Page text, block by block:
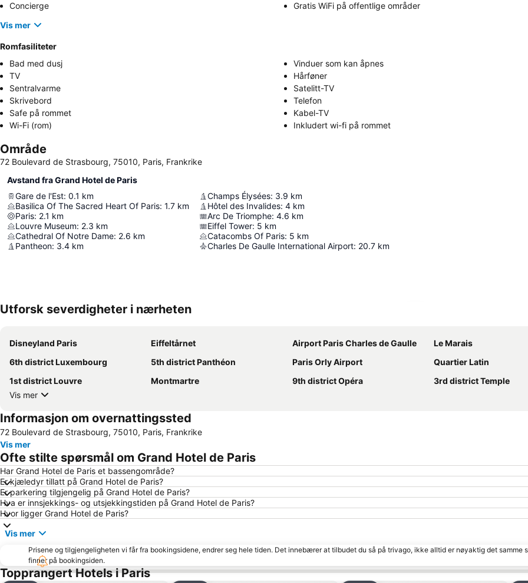
Concierge
Gratis WiFi på offentlige områder
Vis mer
Romfasiliteter
Bad med dusj
Vinduer som kan åpnes
TV
Hårføner
Sentralvarme
Satelitt-TV
Skrivebord
Telefon
Safe på rommet
Kabel-TV
Wi-Fi (rom)
Inkludert wi-fi på rommet
Område
72 Boulevard de Strasbourg, 75010, Paris, Frankrike
Avstand fra Grand Hotel de Paris
Gare de l'Est: 0.1 km
Basilica Of The Sacred Heart Of Paris: 1.7 km
Paris: 2.1 km
Louvre Museum: 2.3 km
Cathedral Of Notre Dame: 2.6 km
Pantheon: 3.4 km
Champs Élysées: 3.9 km
Hôtel des Invalides: 4 km
Arc De Triomphe: 4.6 km
Eiffel Tower: 5 km
Catacombs Of Paris: 5 km
Charles De Gaulle International Airport: 20.7 km
Utforsk severdigheter i nærheten
Disneyland Paris Eiffeltårnet Airport Paris Charles de Gaulle
Le Marais
6th district Luxembourg
5th district Panthéon Paris Orly Airport
Quartier Latin
1st district Louvre
Montmartre 9th district Opéra
3rd district Temple
Vis mer
Informasjon om overnattingssted
72 Boulevard de Strasbourg, 75010, Paris, Frankrike
Vis mer
Ofte stilte spørsmål om Grand Hotel de Paris
Har Grand Hotel de Paris et bassengområde?
Er kjæledyr tillatt på Grand Hotel de Paris?
Er parkering tilgjengelig på Grand Hotel de Paris?
Hva er innsjekkings- og utsjekkingstiden på Grand Hotel de Paris?
Hvor ligger Grand Hotel de Paris?
Vis mer
Prisene og tilgjengeligheten vi får fra bookingsidene, endrer seg hele tiden. Det innebærer at tilbudet du så på trivago, ikke alltid er nøyaktig det samme
finner på bookingsiden.
Topprangert Hotels i Paris